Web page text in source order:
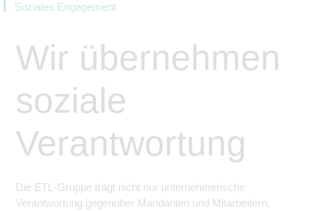
Soziales Engagement
Wir übernehmen
soziale
Verantwortung
Die ETL-Gruppe trägt nicht nur unternehmerische
Verantwortung gegenüber Mandanten und Mitarbeitern,